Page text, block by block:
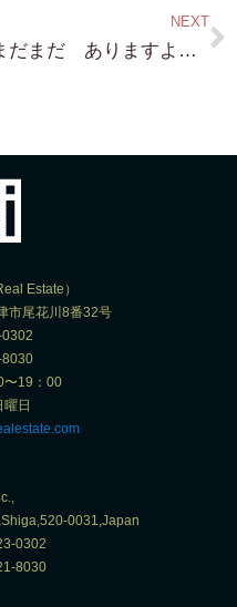
NEXT
まだまだ ありますよ〜〜弊社には 琵琶湖桟橋付き物件・琵琶湖浜付き物件！ お探しの方は Call us now !!!
Estate）
市尾花川8番32号
0302
8030
〜19：00
曜日
0031,Japan
0302
8030